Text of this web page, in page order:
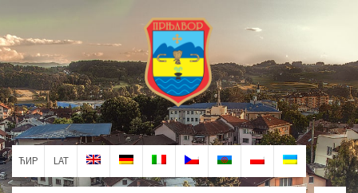
ЋИР LAT